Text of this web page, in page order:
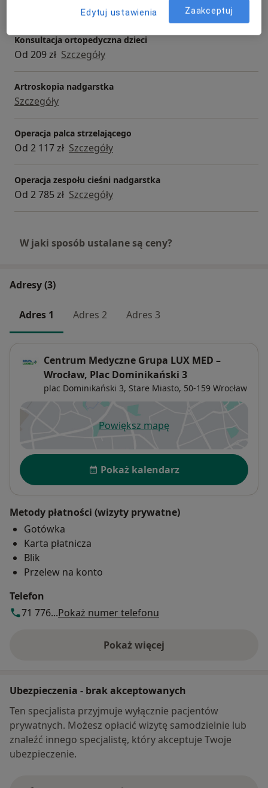
Szczegóły
Konsultacja ortopedyczna dzieci
Od 209 zł Szczegóły
Artroskopia nadgarstka
Szczegóły
Operacja palca strzelającego
Od 2 117 zł Szczegóły
Operacja zespołu cieśni nadgarstka
Od 2 785 zł Szczegóły
W jaki sposób ustalane są ceny?
Adresy (3)
Adres 1 Adres 2 Adres 3
Centrum Medyczne Grupa LUX MED –
Wrocław, Plac Dominikański 3
plac Dominikański 3, Stare Miasto, 50-159 Wrocław
Powiększ mapęotwiera się w nowej karcie
Dostępność
Pokaż kalendarz
Metody płatności (wizyty prywatne)
Gotówka
Karta płatnicza
Blik
Przelew na konto
Telefon
71 776...Pokaż numer telefonu
Pokaż więcej
o adresie
Ubezpieczenia - brak akceptowanych
Ten specjalista przyjmuje wyłącznie pacjentów
prywatnych. Możesz opłacić wizytę samodzielnie lub
znaleźć innego specjalistę, który akceptuje Twoje
ubezpieczenie.
Edytuj ustawienia Zaakceptuj